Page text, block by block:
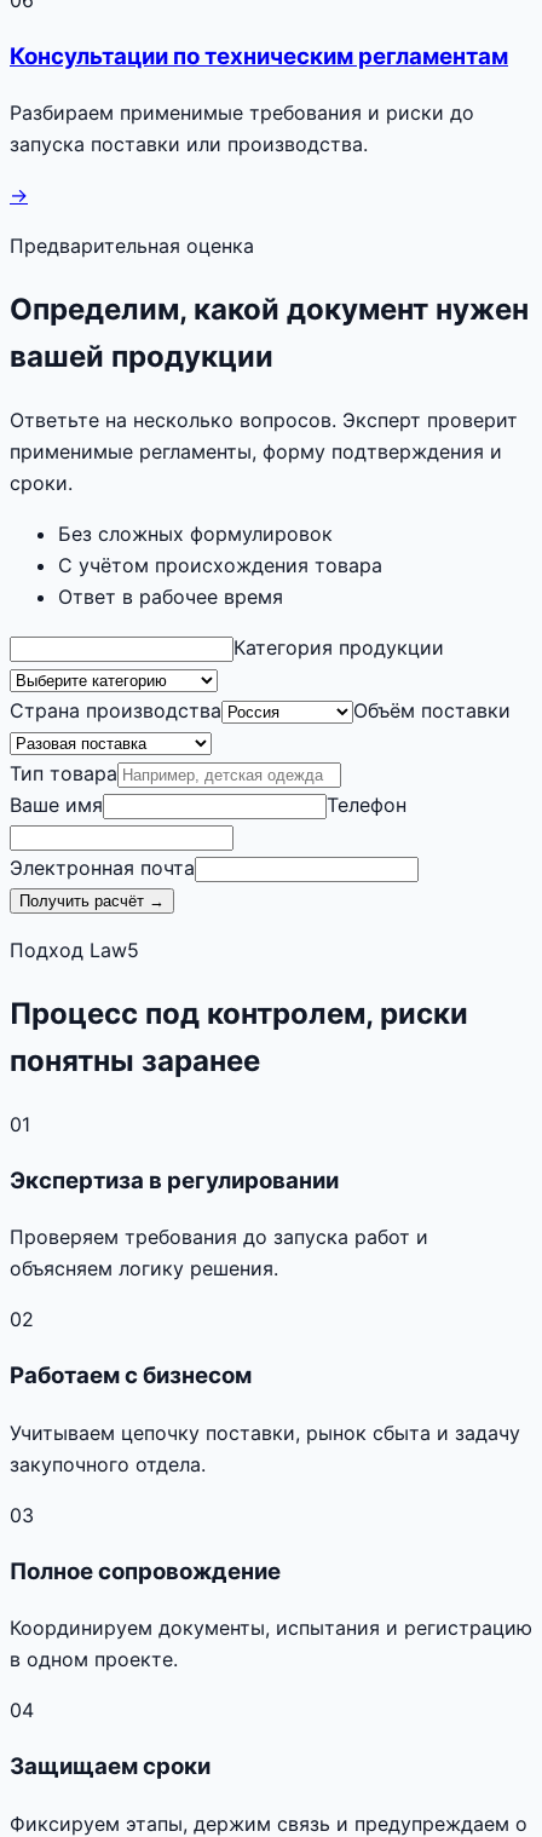
Консультации по техническим регламентам
Разбираем применимые требования и риски до
запуска поставки или производства.
→
Предварительная оценка
Определим, какой документ нужен
вашей продукции
Ответьте на несколько вопросов. Эксперт проверит
применимые регламенты, форму подтверждения и
сроки.
Без сложных формулировок
С учётом происхождения товара
Ответ в рабочее время
Категория продукции
Страна производства Объём поставки
Тип товара
Ваше имя
Телефон
Электронная почта
Получить расчёт →
Подход Law5
Процесс под контролем, риски
понятны заранее
01
Экспертиза в регулировании
Проверяем требования до запуска работ и
объясняем логику решения.
02
Работаем с бизнесом
Учитываем цепочку поставки, рынок сбыта и задачу
закупочного отдела.
03
Полное сопровождение
Координируем документы, испытания и регистрацию
в одном проекте.
04
Защищаем сроки
Фиксируем этапы, держим связь и предупреждаем о